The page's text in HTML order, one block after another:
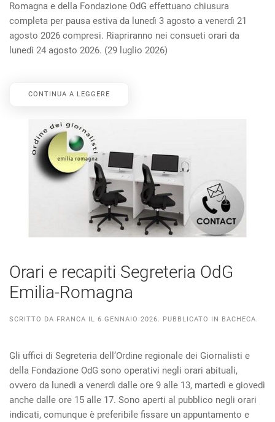
Romagna e della Fondazione OdG effettuano chiusura
completa per pausa estiva da lunedì 3 agosto a venerdì 21
agosto 2026 compresi. Riapriranno nei consueti orari da
lunedì 24 agosto 2026. (29 luglio 2026)
CONTINUA A LEGGERE
Orari e recapiti Segreteria OdG
Emilia-Romagna
SCRITTO DA FRANCA IL 6 GENNAIO 2026. PUBBLICATO IN BACHECA.
Gli uffici di Segreteria dell’Ordine regionale dei Giornalisti e
della Fondazione OdG sono operativi negli orari abituali,
ovvero da lunedì a venerdì dalle ore 9 alle 13, martedì e giovedì
anche dalle ore 15 alle 17. Sono aperti al pubblico negli orari
indicati, comunque è preferibile fissare un appuntamento e